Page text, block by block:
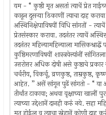
यम - “ कुष्ठी मृत असतां त्याचें प्रेत
काढून दुसर्‍या ठिकाणीं त्याचा दाह
अस्थिनिक्षेपाविषयीं विधि सांगतों -
प्रेतसंस्कार करावा. तदनंतर त्याचें
तदनंतर महिन्यामहिन्याला मासिकश्राद्धें
कुष्ठिमरणाविषयीं शास्त्रवेत्त्यांनीं
उत्तरोत्तर अधिक दोषी असे कुष्ठाचे
चर्चरीय, विकर्चू, व्रणकुष्ठ,
आहेत. ” असें सांगून पुढें सांगतो - “ या
तीर्थांत टाकावा; अथवा वृक्षाच्या
त्याच्या उद्देशानें दानही करुं नये. सहा